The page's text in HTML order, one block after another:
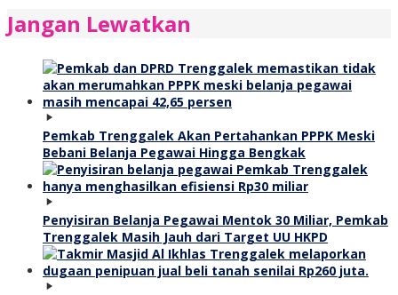
Jangan Lewatkan
Pemkab Trenggalek Akan Pertahankan PPPK Meski
Bebani Belanja Pegawai Hingga Bengkak
Penyisiran Belanja Pegawai Mentok 30 Miliar, Pemkab
Trenggalek Masih Jauh dari Target UU HKPD